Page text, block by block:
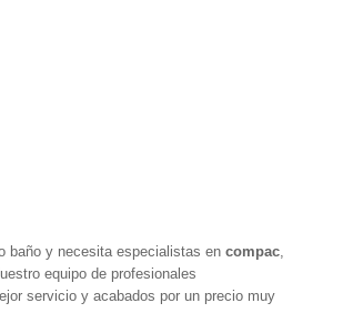
baño y necesita especialistas en compac,
equipo de profesionales
servicio y acabados por un precio muy